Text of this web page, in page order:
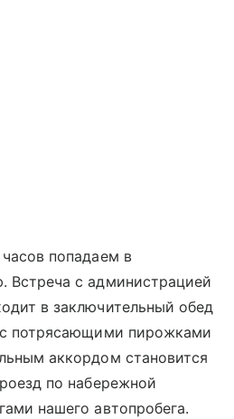
попадаем в
Встреча с администрацией
в заключительный обед
с потрясающими пирожками
аккордом становится
по набережной
нашего автопробега.